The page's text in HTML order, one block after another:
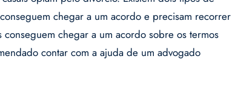
chegar a um acordo e precisam recorrer
chegar a um acordo sobre os termos
contar com a ajuda de um advogado